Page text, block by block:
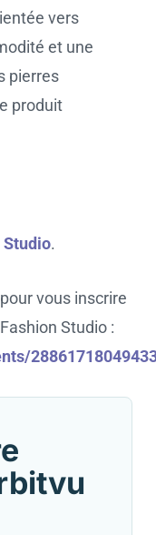
vers
et une
pierres
produit
Studio.
vous inscrire
Studio :